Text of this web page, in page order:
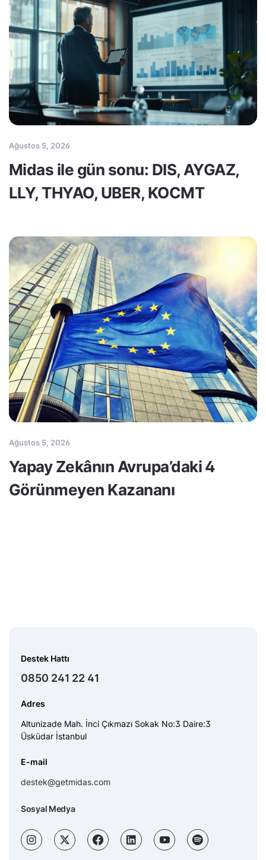
Ağustos 5, 2026
Midas ile gün sonu: DIS, AYGAZ,
LLY, THYAO, UBER, KOCMT
Ağustos 5, 2026
Yapay Zekânın Avrupa’daki 4
Görünmeyen Kazananı
Destek Hattı
0850 241 22 41
Adres
Altunizade Mah. İnci Çıkmazı Sokak No:3 Daire:3
Üsküdar İstanbul
E-mail
destek@getmidas.com
Sosyal Medya